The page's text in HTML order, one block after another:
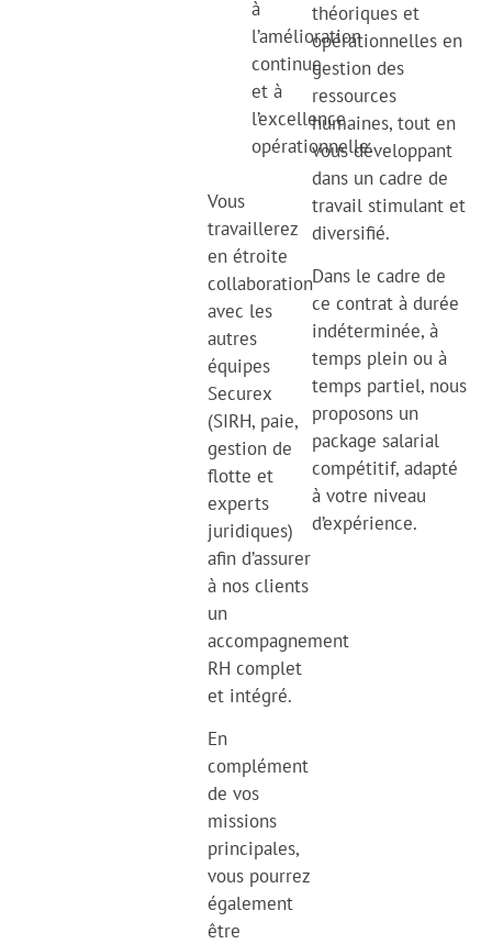
à
l’amélioration
continue
et à
l’excellence
opérationnelle.
Vous
travaillerez
en étroite
collaboration
avec les
autres
équipes
Securex
(SIRH, paie,
gestion de
flotte et
experts
juridiques)
afin d’assurer
à nos clients
un
accompagnement
RH complet
et intégré.
En
complément
de vos
missions
principales,
vous pourrez
également
être
théoriques et
opérationnelles en
gestion des
ressources
humaines, tout en
vous développant
dans un cadre de
travail stimulant et
diversifié.
Dans le cadre de
ce contrat à durée
indéterminée, à
temps plein ou à
temps partiel, nous
proposons un
package salarial
compétitif, adapté
à votre niveau
d’expérience.